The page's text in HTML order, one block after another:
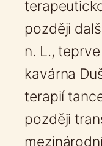
později
n. L.,
kavárna
terapií
později